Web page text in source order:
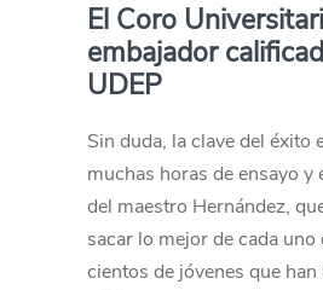
El Coro
embajador
UDEP
Sin duda, la clave del éxito
muchas horas de ensayo y
del maestro Hernández,
sacar lo mejor de cada uno
cientos de jóvenes que